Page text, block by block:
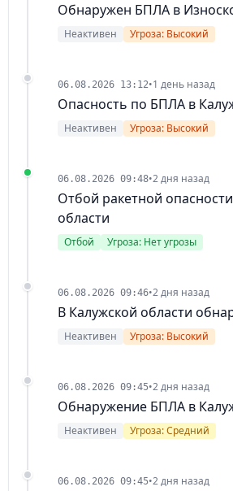
Обнаружен БПЛА в
Неактивен Угроза: Высокий
06.08.2026 13:12•1 день назад
Опасность по БПЛА в
Неактивен Угроза: Высокий
06.08.2026 09:48•2 дня назад
Отбой ракетной
области
Отбой Угроза: Нет угрозы
06.08.2026 09:46•2 дня назад
В Калужской области
Неактивен Угроза: Высокий
06.08.2026 09:45•2 дня назад
Обнаружение БПЛА в
Неактивен Угроза: Средний
06.08.2026 09:45•2 дня назад